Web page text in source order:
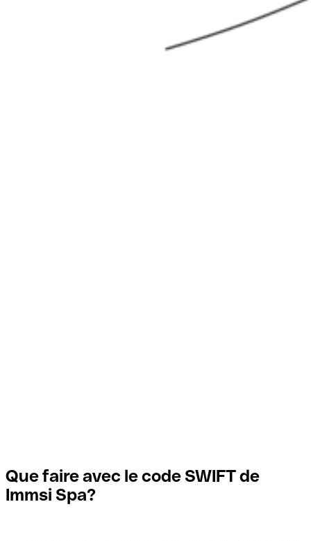
Que faire avec le code SWIFT de
Immsi Spa?